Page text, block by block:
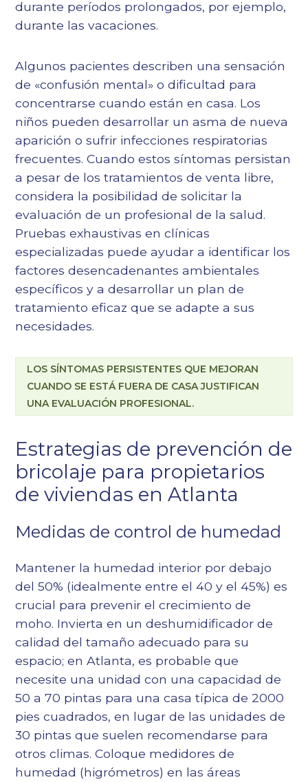
durante períodos prolongados, por ejemplo,
durante las vacaciones.
Algunos pacientes describen una sensación
de «confusión mental» o dificultad para
concentrarse cuando están en casa. Los
niños pueden desarrollar un asma de nueva
aparición o sufrir infecciones respiratorias
frecuentes. Cuando estos síntomas persistan
a pesar de los tratamientos de venta libre,
considera la posibilidad de solicitar la
evaluación de un profesional de la salud.
Pruebas exhaustivas en clínicas
especializadas puede ayudar a identificar los
factores desencadenantes ambientales
específicos y a desarrollar un plan de
tratamiento eficaz que se adapte a sus
necesidades.
LOS SÍNTOMAS PERSISTENTES QUE MEJORAN
CUANDO SE ESTÁ FUERA DE CASA JUSTIFICAN
UNA EVALUACIÓN PROFESIONAL.
Estrategias de prevención de
bricolaje para propietarios
de viviendas en Atlanta
Medidas de control de humedad
Mantener la humedad interior por debajo
del 50% (idealmente entre el 40 y el 45%) es
crucial para prevenir el crecimiento de
moho. Invierta en un deshumidificador de
calidad del tamaño adecuado para su
espacio; en Atlanta, es probable que
necesite una unidad con una capacidad de
50 a 70 pintas para una casa típica de 2000
pies cuadrados, en lugar de las unidades de
30 pintas que suelen recomendarse para
otros climas. Coloque medidores de
humedad (higrómetros) en las áreas